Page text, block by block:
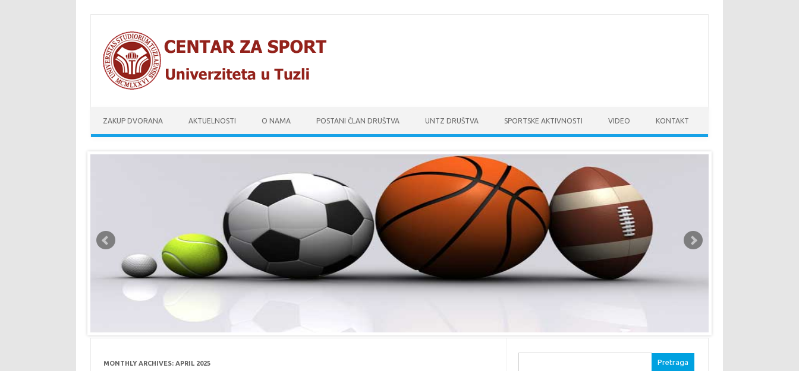
ZAKUP DVORANA AKTUELNOSTI O NAMA POSTANI ČLAN DRUŠTVA UNTZ DRUŠTVA SPORTSKE AKTIVNOSTI VIDEO KONTAKT
MONTHLY ARCHIVES: APRIL 2025